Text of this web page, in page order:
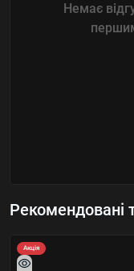
Немає
Рекомендовані
Акція